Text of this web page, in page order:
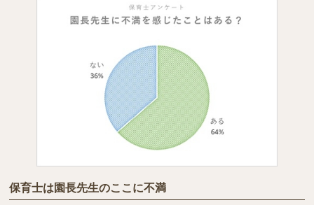
保育士は園長先生のここに不満